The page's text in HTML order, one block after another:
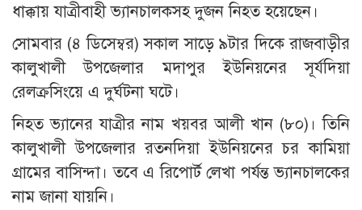
ধাক্কায় যাত্রীবাহী ভ্যানচালকসহ দুজন নিহত হয়েছেন।
সোমবার (৪ ডিসেম্বর) সকাল সাড়ে ৯টার দিকে রাজবাড়ীর
কালুখালী উপজেলার মদাপুর ইউনিয়নের সূর্যদিয়া
রেলক্রসিংয়ে এ দুর্ঘটনা ঘটে।
নিহত ভ্যানের যাত্রীর নাম খয়বর আলী খান (৮০)। তিনি
কালুখালী উপজেলার রতনদিয়া ইউনিয়নের চর কামিয়া
গ্রামের বাসিন্দা। তবে এ রিপোর্ট লেখা পর্যন্ত ভ্যানচালকের
নাম জানা যায়নি।